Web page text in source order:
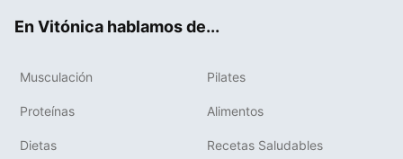
En Vitónica hablamos de...
Musculación Pilates
Proteínas Alimentos
Dietas Recetas Saludables